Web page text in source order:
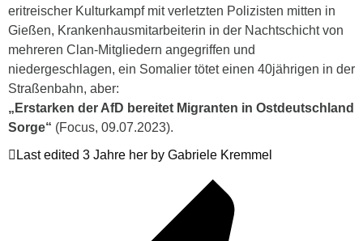
eritreischer Kulturkampf mit verletzten Polizisten mitten in
Gießen, Krankenhausmitarbeiterin in der Nachtschicht von
mehreren Clan-Mitgliedern angegriffen und
niedergeschlagen, ein Somalier tötet einen 40jährigen in der
Straßenbahn, aber:
„Erstarken der AfD bereitet Migranten in Ostdeutschland
Sorge“ (Focus, 09.07.2023).
Last edited 3 Jahre her by Gabriele Kremmel